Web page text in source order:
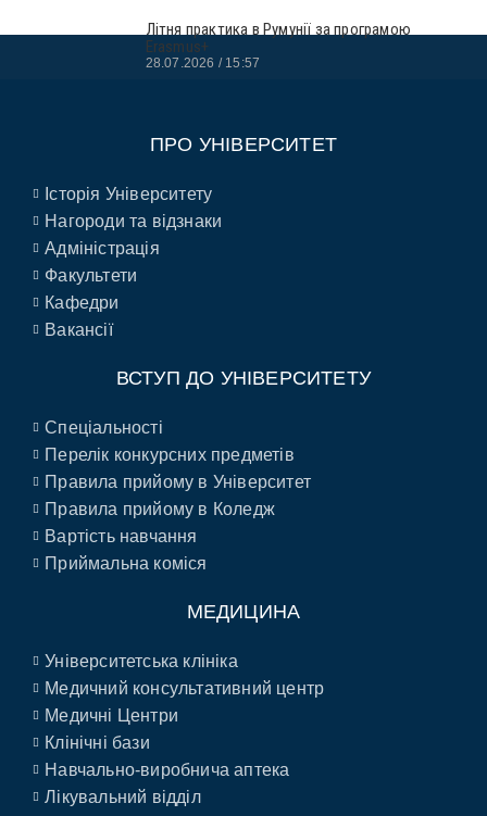
Літня практика в Румунії за програмою
Erasmus+
28.07.2026 15:57
ПРО УНІВЕРСИТЕТ
Історія Університету
Нагороди та відзнаки
Адміністрація
Факультети
Кафедри
Вакансії
ВСТУП ДО УНІВЕРСИТЕТУ
Спеціальності
Перелік конкурсних предметів
Правила прийому в Університет
Правила прийому в Коледж
Вартість навчання
Приймальна коміся
МЕДИЦИНА
Університетська клініка
Медичний консультативний центр
Медичні Центри
Клінічні бази
Навчально-виробнича аптека
Лікувальний відділ